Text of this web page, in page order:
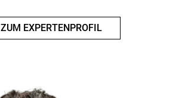
ZUM EXPERTENPROFIL